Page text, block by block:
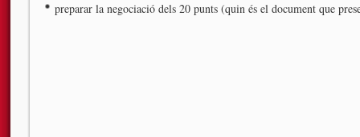
preparar la negociació dels 20 punts (quin és el document que